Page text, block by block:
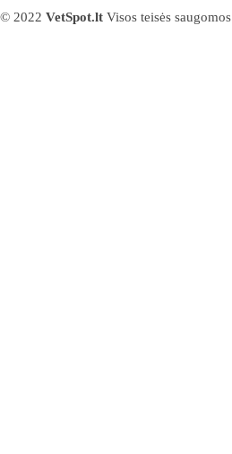
© 2022 VetSpot.lt Visos teisės saugomos